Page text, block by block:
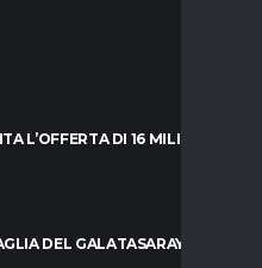
L’OFFERTA DI 16 MILIONI DAL
DEL GALATASARAY: “FAI